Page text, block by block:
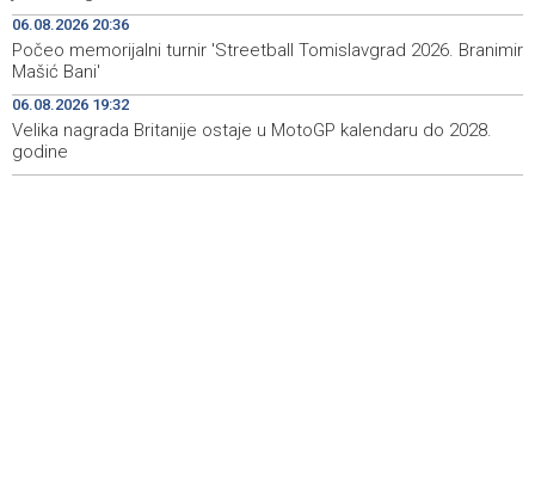
11:44
Niz požara u ŽZH, na području Gruda vatra prijetila
stambenim objektima
11:39
Lik fra Didaka Buntića među motivima otvorenja
Vinkovačkih jeseni
11:37
06.08.2026 20:36
Počeo memorijalni turnir 'Streetball Tomislavgrad 2026. Branimir
Mašić Bani'
06.08.2026 19:32
Velika nagrada Britanije ostaje u MotoGP kalendaru do 2028.
godine